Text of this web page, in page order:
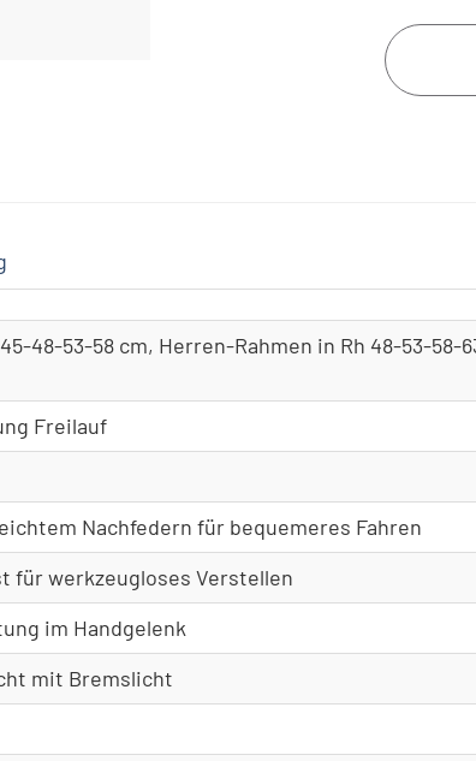
48-53-58 cm, Herren-Rahmen in Rh 48-53-58-
Freilauf
Nachfedern für bequemeres Fahren
für werkzeugloses Verstellen
im Handgelenk
mit Bremslicht